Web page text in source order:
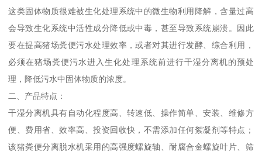
这类固体物质很难被生化处理系统中的微生物利用降解，含量过高
会导致生化系统中活性成分降低或中毒，甚至导致系统崩溃。因此
要在提高猪场粪便污水处理效率，或者对其进行发酵、综合利用，
必须在猪场粪便污水进入生化处理系统前进行干湿分离机的预处
理，降低污水中固体物质的浓度。
二、产品特点：
干湿分离机具有自动化程度高、转速低、操作简单、安装、维修方
便、费用省、效率高、投资回收快，不需添加任何絮凝剂等特点；
该猪粪便分离脱水机采用的高强度螺旋轴、耐腐合金螺旋叶片、筛